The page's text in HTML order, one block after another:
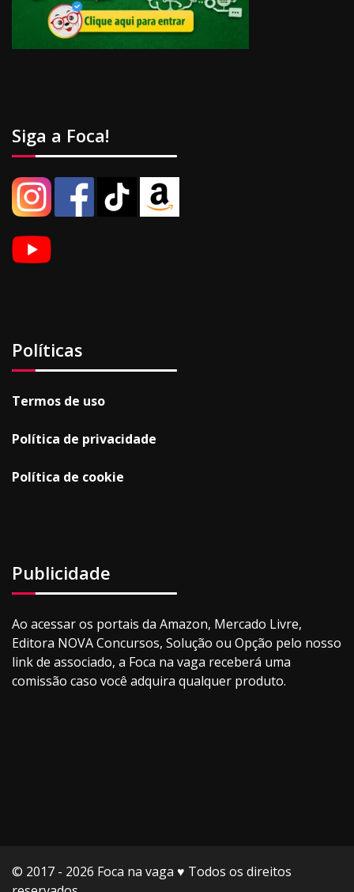
Siga a Foca!
Políticas
Termos de uso
Política de privacidade
Política de cookie
Publicidade
Ao acessar os portais da Amazon, Mercado Livre,
Editora NOVA Concursos, Solução ou Opção pelo nosso
link de associado, a Foca na vaga receberá uma
comissão caso você adquira qualquer produto.
© 2017 - 2026 Foca na vaga ♥️ Todos os direitos